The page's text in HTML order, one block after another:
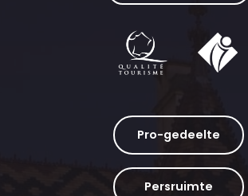
Pro-gedeelte
Persruimte